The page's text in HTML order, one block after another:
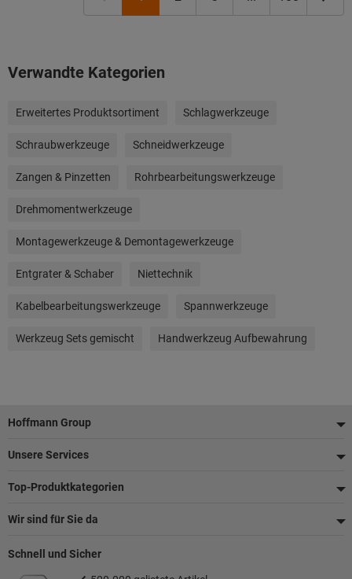
Verwandte Kategorien
Erweitertes Produktsortiment Schlagwerkzeuge
Schraubwerkzeuge Schneidwerkzeuge
Zangen & Pinzetten Rohrbearbeitungswerkzeuge
Drehmomentwerkzeuge
Montagewerkzeuge & Demontagewerkzeuge
Entgrater & Schaber Niettechnik
Kabelbearbeitungswerkzeuge Spannwerkzeuge
Werkzeug Sets gemischt Handwerkzeug Aufbewahrung
Fußzeile
Hoffmann Group
Unsere Services
Top-Produktkategorien
Wir sind für Sie da
Schnell und Sicher